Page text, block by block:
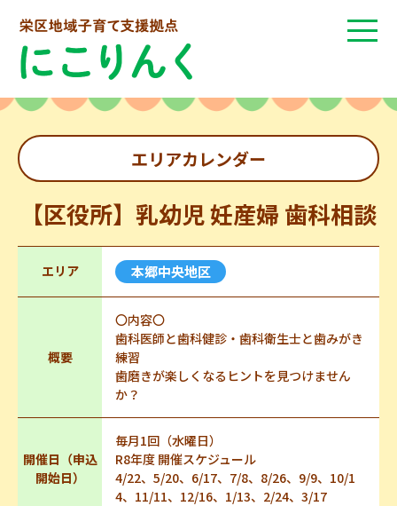
エリアカレンダー
【区役所】乳幼児 妊産婦 歯科相談
エリア 本郷中央地区
概要
〇内容〇
歯科医師と歯科健診・歯科衛生士と歯みがき
練習
歯磨きが楽しくなるヒントを見つけません
か？
開催日（申込
開始日）
毎月1回（水曜日）
R8年度 開催スケジュール
4/22、5/20、6/17、7/8、8/26、9/9、10/1
4、11/11、12/16、1/13、2/24、3/17